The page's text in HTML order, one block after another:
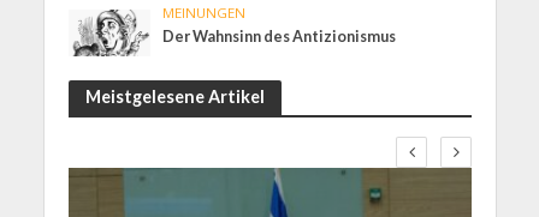
MEINUNGEN
Der Wahnsinn des Antizionismus
Meistgelesene Artikel